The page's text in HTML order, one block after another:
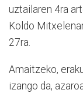
uztailaren 4ra
Koldo
27ra.
Amaitzeko,
izango da,